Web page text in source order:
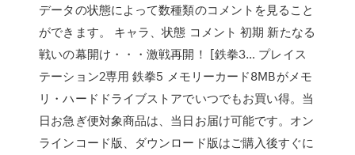
データの状態によって数種類のコメントを見ること
ができます。 キャラ、状態 コメント 初期 新たなる
戦いの幕開け・・・激戦再開！ [鉄拳3… プレイス
テーション2専用 鉄拳5 メモリーカード8MBがメモ
リ・ハードドライブストアでいつでもお買い得。当
日お急ぎ便対象商品は、当日お届け可能です。オン
ラインコード版、ダウンロード版はご購入後すぐに